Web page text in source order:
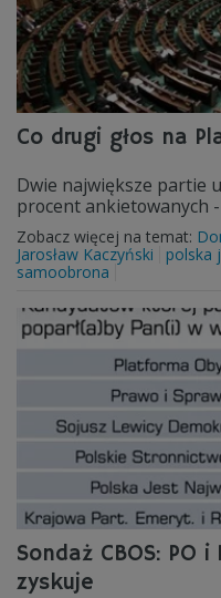
Co drugi głos na
Dwie największe partie
procent ankietowanych
Zobacz więcej na temat:
Jarosław Kaczyński
polska
samoobrona
Sondaż CBOS: PO
zyskuje